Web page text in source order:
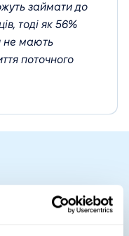
займати до
тоді як 56%
не мають
поточного